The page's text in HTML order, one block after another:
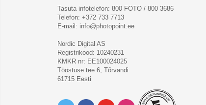
Tasuta infotelefon: 800 FOTO / 800 3686
Telefon: +372 733 7713
E-mail: info@photopoint.ee
Nordic Digital AS
Registrikood: 10240231
KMKR nr: EE100024025
Tööstuse tee 6, Tõrvandi
61715 Eesti